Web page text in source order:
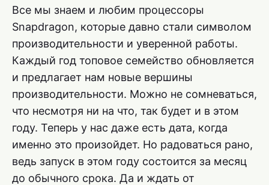
Все мы знаем и любим процессоры
Snapdragon, которые давно стали символом
производительности и уверенной работы.
Каждый год топовое семейство обновляется
и предлагает нам новые вершины
производительности. Можно не сомневаться,
что несмотря ни на что, так будет и в этом
году. Теперь у нас даже есть дата, когда
именно это произойдет. Но радоваться рано,
ведь запуск в этом году состоится за месяц
до обычного срока. Да и ждать от